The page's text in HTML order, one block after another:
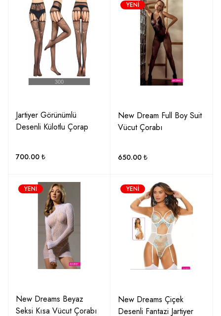
Jartiyer Görünümlü
Desenli Külotlu Çorap
700.00 ₺
YENI
New Dream Full Boy Suit
Vücut Çorabı
650.00 ₺
YENI
New Dreams Beyaz
Seksi Kısa Vücut Çorabı
YENI
New Dreams Çiçek
Desenli Fantazi Jartiyer